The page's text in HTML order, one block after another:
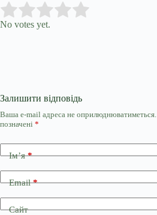
Rate this item:
No votes yet.
Залишити відповідь
Ваша e-mail адреса не оприлюднюватиметься.
позначені *
Ім’я*
Email*
Сайт